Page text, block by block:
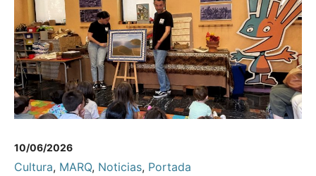
10/06/2026
Cultura, MARQ, Noticias, Portada